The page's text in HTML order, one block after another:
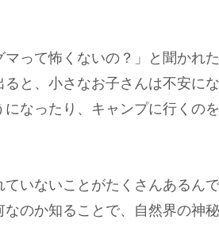
マって怖くないの？」と聞かれ
ると、小さなお子さんは不安に
になったり、キャンプに行くの
ていないことがたくさんあるん
のか知ることで、自然界の神